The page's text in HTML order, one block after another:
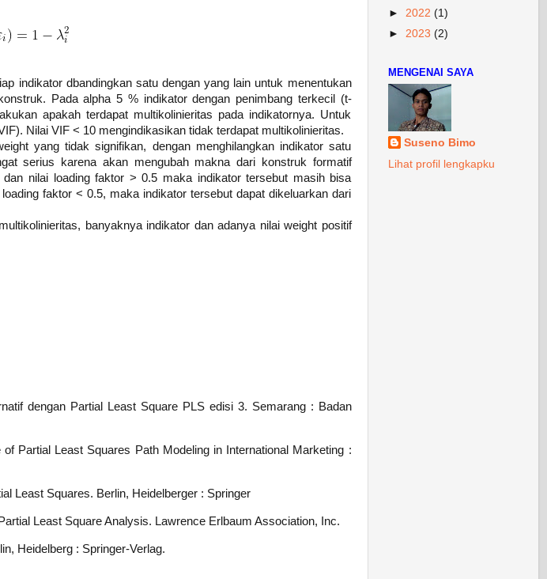
indikator dbandingkan satu dengan yang lain untuk menentukan
Pada alpha 5 % indikator dengan penimbang terkecil (t-
apakah terdapat multikolinieritas pada indikatornya. Untuk
Nilai VIF < 10 mengindikasikan tidak terdapat multikolinieritas.
yang tidak signifikan, dengan menghilangkan indikator satu
serius karena akan mengubah makna dari konstruk formatif
nilai loading faktor > 0.5 maka indikator tersebut masih bisa
faktor < 0.5, maka indikator tersebut dapat dikeluarkan dari
banyaknya indikator dan adanya nilai weight positif
dengan Partial Least Square PLS edisi 3. Semarang : Badan
Partial Least Squares Path Modeling in International Marketing :
Least Squares. Berlin, Heidelberger : Springer
Least Square Analysis. Lawrence Erlbaum Association, Inc.
Heidelberg : Springer-Verlag.
► 2022 (1)
► 2023 (2)
MENGENAI SAYA
Suseno Bimo
Lihat profil lengkapku